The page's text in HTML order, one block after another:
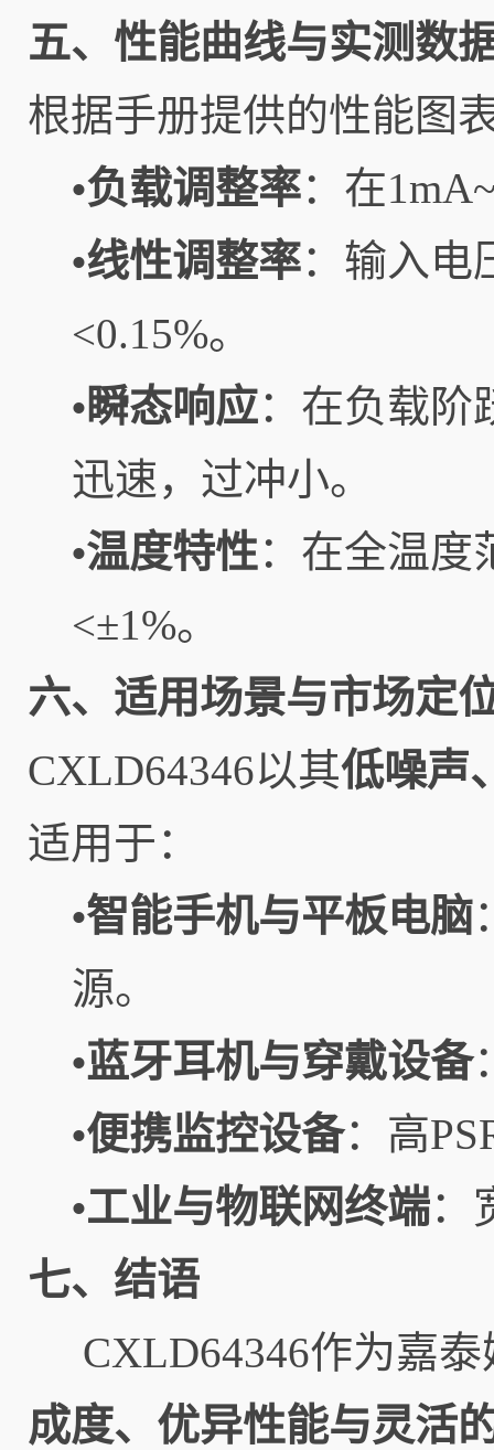
五、性能曲线与实测数
根据手册提供的性能图
•负载调整率：在
•线性调整率：输入电
<0.15%。
•瞬态响应：在负载
迅速，过冲小。
•温度特性：在全温
<±1%。
六、适用场景与市场定
CXLD64346以其低噪声
适用于：
•智能手机与平板电脑
源。
•蓝牙耳机与穿戴设备
•便携监控设备：高
•工业与物联网终端：
七、结语
CXLD64346作为嘉泰
成度、优异性能与灵活